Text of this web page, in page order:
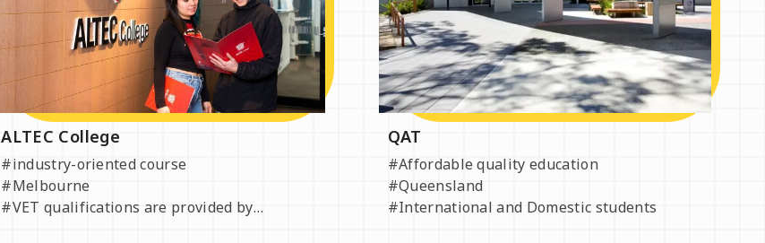
ALTEC College
#industry-oriented course
#Melbourne
#VET qualifications are provided by
QAT
#Affordable quality education
#Queensland
#International and Domestic students